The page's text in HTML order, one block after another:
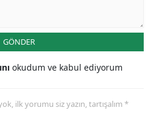
GÖNDER
okudum ve kabul ediyorum
ilk yorumu siz yazın, tartışalım *